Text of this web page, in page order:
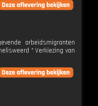
arbeidsmigranten
* Verkiezing van